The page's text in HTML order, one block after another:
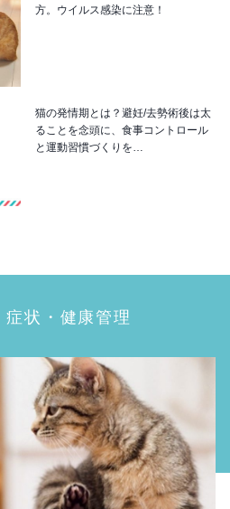
方。ウイルス感染に注意！
猫の発情期とは？避妊/去勢術後は太
ることを念頭に、食事コントロール
と運動習慣づくりを…
状・健康管理